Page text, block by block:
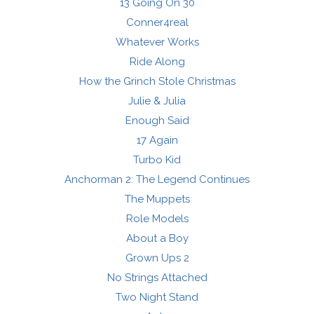
13 Going On 30
Conner4real
Whatever Works
Ride Along
How the Grinch Stole Christmas
Julie & Julia
Enough Said
17 Again
Turbo Kid
Anchorman 2: The Legend Continues
The Muppets
Role Models
About a Boy
Grown Ups 2
No Strings Attached
Two Night Stand